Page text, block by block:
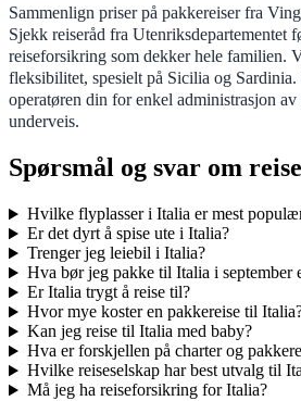
Sammenlign priser på pakkereiser fra
Sjekk reiseråd fra Utenriksdepartementet
reiseforsikring som dekker hele familien.
fleksibilitet, spesielt på Sicilia og Sardinia.
operatøren din for enkel administrasjon
underveis.
Spørsmål og svar om
Hvilke flyplasser i Italia er mest
Er det dyrt å spise ute i Italia?
Trenger jeg leiebil i Italia?
Hva bør jeg pakke til Italia i september
Er Italia trygt å reise til?
Hvor mye koster en pakkereise til
Kan jeg reise til Italia med baby?
Hva er forskjellen på charter og
Hvilke reiseselskap har best utvalg til
Må jeg ha reiseforsikring for Italia?